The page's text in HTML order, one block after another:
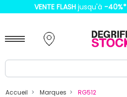
VENTE FLASH jusqu'à -40%*
Accueil Marques RG512